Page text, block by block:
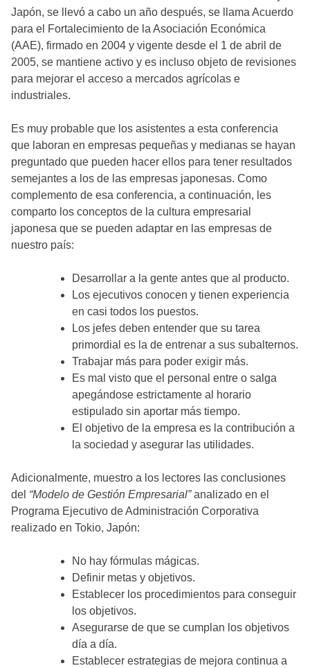
Japón, se llevó a cabo un año después, se llama Acuerdo
para el Fortalecimiento de la Asociación Económica
(AAE), firmado en 2004 y vigente desde el 1 de abril de
2005, se mantiene activo y es incluso objeto de revisiones
para mejorar el acceso a mercados agrícolas e
industriales.
Es muy probable que los asistentes a esta conferencia
que laboran en empresas pequeñas y medianas se hayan
preguntado que pueden hacer ellos para tener resultados
semejantes a los de las empresas japonesas. Como
complemento de esa conferencia, a continuación, les
comparto los conceptos de la cultura empresarial
japonesa que se pueden adaptar en las empresas de
nuestro país:
Desarrollar a la gente antes que al producto.
Los ejecutivos conocen y tienen experiencia
en casi todos los puestos.
Los jefes deben entender que su tarea
primordial es la de entrenar a sus subalternos.
Trabajar más para poder exigir más.
Es mal visto que el personal entre o salga
apegándose estrictamente al horario
estipulado sin aportar más tiempo.
El objetivo de la empresa es la contribución a
la sociedad y asegurar las utilidades.
Adicionalmente, muestro a los lectores las conclusiones
del “Modelo de Gestión Empresarial”analizado en el
Programa Ejecutivo de Administración Corporativa
realizado en Tokio, Japón:
No hay fórmulas mágicas.
Definir metas y objetivos.
Establecer los procedimientos para conseguir
los objetivos.
Asegurarse de que se cumplan los objetivos
día a día.
Establecer estrategias de mejora continua a